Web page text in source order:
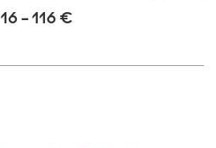
16 – 116 €